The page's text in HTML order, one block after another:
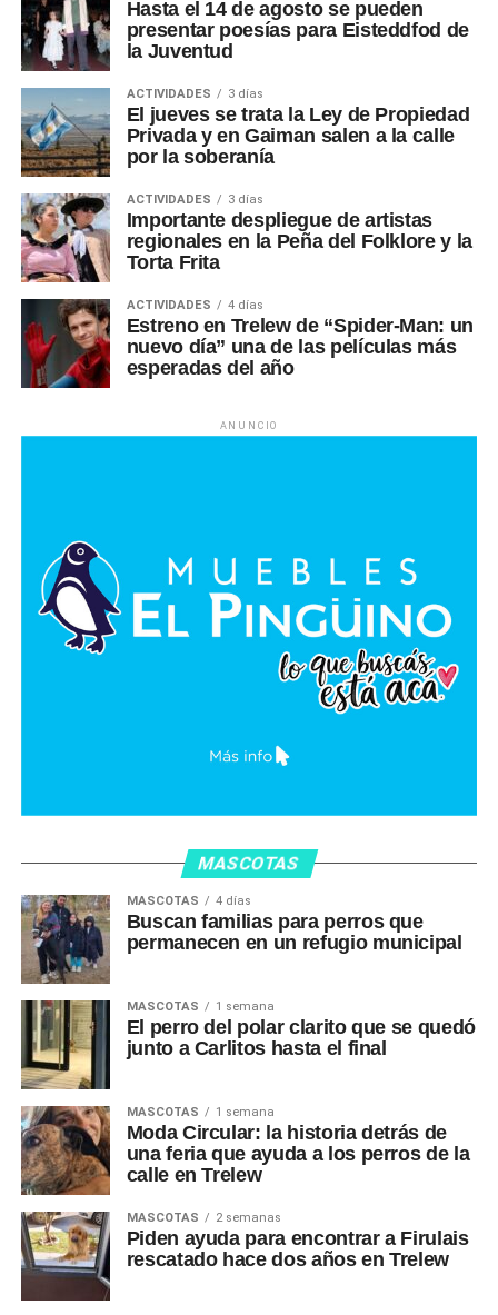
Hasta el 14 de agosto se pueden
presentar poesías para Eisteddfod de
la Juventud
ACTIVIDADES 3 días
El jueves se trata la Ley de Propiedad
Privada y en Gaiman salen a la calle
por la soberanía
ACTIVIDADES 3 días
Importante despliegue de artistas
regionales en la Peña del Folklore y la
Torta Frita
ACTIVIDADES 4 días
Estreno en Trelew de “Spider-Man: un
nuevo día” una de las películas más
esperadas del año
ANUNCIO
MASCOTAS
MASCOTAS 4 días
Buscan familias para perros que
permanecen en un refugio municipal
MASCOTAS 1 semana
El perro del polar clarito que se quedó
junto a Carlitos hasta el final
MASCOTAS 1 semana
Moda Circular: la historia detrás de
una feria que ayuda a los perros de la
calle en Trelew
MASCOTAS 2 semanas
Piden ayuda para encontrar a Firulais
rescatado hace dos años en Trelew